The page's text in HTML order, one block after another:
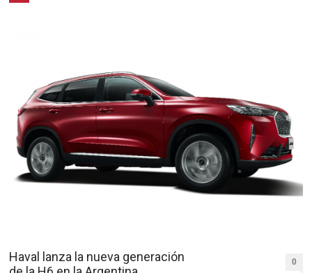
Haval lanza la nueva generación
0